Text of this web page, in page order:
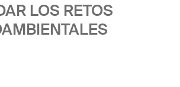
LOS RETOS